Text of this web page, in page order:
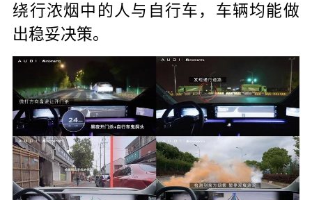
绕行浓烟中的人与自行车，车辆均能做
出稳妥决策。